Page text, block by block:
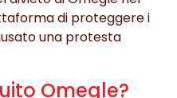
di proteggere i
una protesta
Omegle?